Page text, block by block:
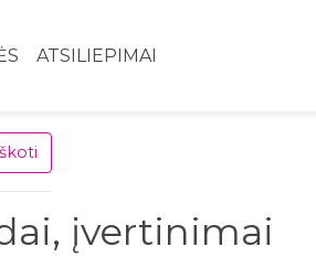
ATSILIEPIMAI
įvertinimai